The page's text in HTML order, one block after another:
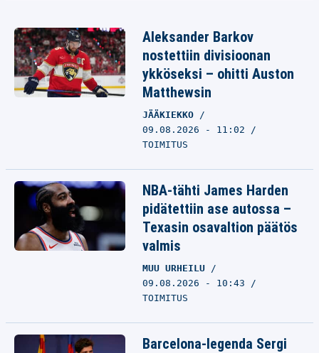
Aleksander Barkov
nostettiin divisioonan
ykköseksi – ohitti Auston
Matthewsin
JÄÄKIEKKO
09.08.2026 - 11:02
TOIMITUS
NBA-tähti James Harden
pidätettiin ase autossa –
Texasin osavaltion päätös
valmis
MUU URHEILU
09.08.2026 - 10:43
TOIMITUS
Barcelona-legenda Sergi